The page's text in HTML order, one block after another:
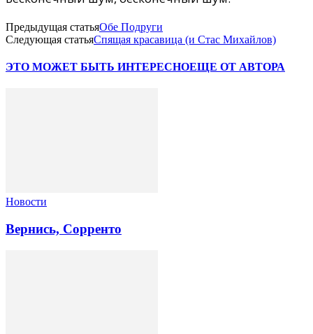
Предыдущая статьяОбе Подруги
Следующая статьяСпящая красавица (и Стас Михайлов)
ЭТО МОЖЕТ БЫТЬ ИНТЕРЕСНОЕЩЕ ОТ АВТОРА
Новости
Вернись, Сорренто